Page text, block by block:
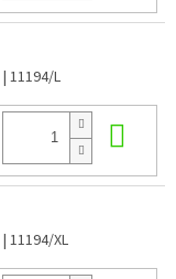
| 11194/L
| 11194/XL